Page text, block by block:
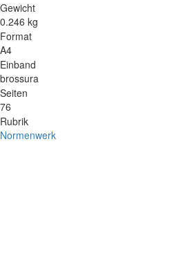
Gewicht
0.246 kg
Format
A4
Einband
brossura
Seiten
76
Rubrik
Normenwerk